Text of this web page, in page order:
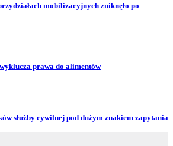
mobilizacyjnych zniknęło po
prawa do alimentów
służby cywilnej pod dużym znakiem zapytania